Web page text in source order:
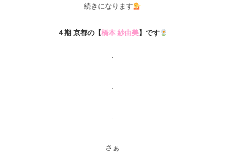
続きになります
４期 京都の【橋本 紗由美】です
さぁ